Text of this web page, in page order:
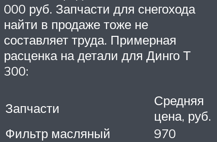
000 руб. Запчасти для снегохода
найти в продаже тоже не
составляет труда. Примерная
расценка на детали для Динго Т
300:
Запчасти
Средняя
цена, руб.
Фильтр масляный
970